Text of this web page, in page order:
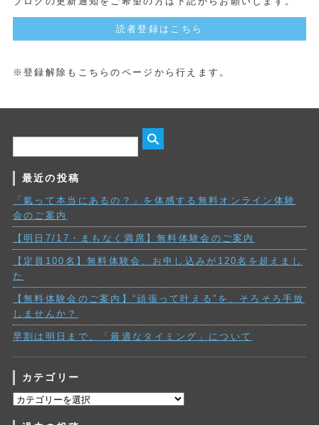
読者登録はこちら
※登録解除もこちらのページから行えます。
最近の投稿
「氣って本当にあるの？」を体感する無料オンライン体験
会のご案内
【明日7/17・まもなく満席】無料体験会のご案内
【定員100名】無料体験会、お申し込みが120名を超えまし
た
【無料体験会のご案内】“頑張って叶える”を、そろそろ手放
しませんか？
早割は明日まで。「最適なタイミング」について
カテゴリー
カ